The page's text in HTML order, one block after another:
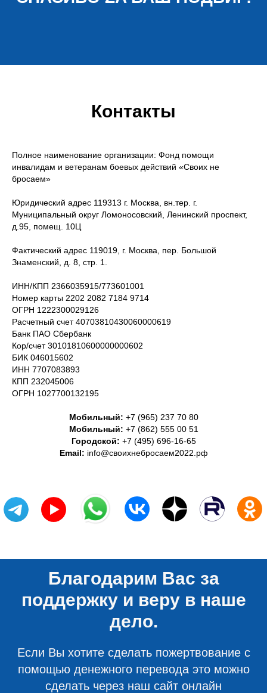
Контакты
Полное наименование организации: Фонд помощи
инвалидам и ветеранам боевых действий «Своих не
бросаем»
Юридический адрес 119313 г. Москва, вн.тер. г.
Муниципальный округ Ломоносовский, Ленинский проспект,
д.95, помещ. 10Ц
Фактический адрес 119019, г. Москва, пер. Большой
Знаменский, д. 8, стр. 1.
ИНН/КПП 2366035915/773601001
Номер карты 2202 2082 7184 9714
ОГРН 1222300029126
Расчетный счет 40703810430060000619
Банк ПАО Сбербанк
Кор/счет 30101810600000000602
БИК 046015602
ИНН 7707083893
КПП 232045006
ОГРН 1027700132195
Мобильный: +7 (965) 237 70 80
Мобильный: +7 (862) 555 00 51
Городской: +7 (495) 696-16-65
Email: info@своихнебросаем2022.рф
Благодарим Вас за
поддержку и веру в наше
дело.
Если Вы хотите сделать пожертвование с
помощью денежного перевода это можно
сделать через наш сайт онлайн